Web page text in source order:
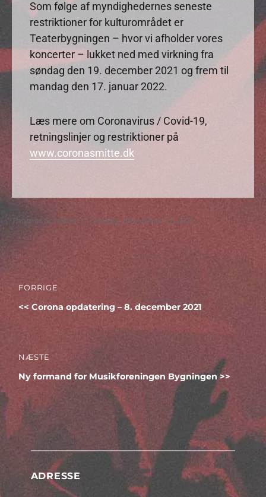
Som følge af myndighedernes seneste
restriktioner for kulturområdet er
Teaterbygningen – hvor vi afholder vores
koncerter – lukket ned med virkning fra
søndag den 19. december 2021 og frem til
mandag den 17. januar 2022.
Læs mere om Coronavirus / Covid-19,
retningslinjer og restriktioner på
www.coronasmitte.dk
Forfatter
Thomas Schrøder Udgivet
onsdag, december 22, 2021
Indlægsnavigation
FORRIGE
Forrige
indlæg:
Corona opdatering – 8. december 2021
NÆSTE
Næste
Ny formand for Musikforeningen Bygningen
ADRESSE